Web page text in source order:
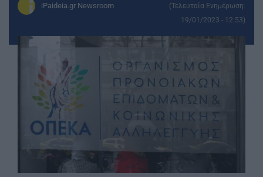
iPaideia.gr Newsroom
(Τελευταία Ενημέρωση:
19/01/2023 - 12:53)